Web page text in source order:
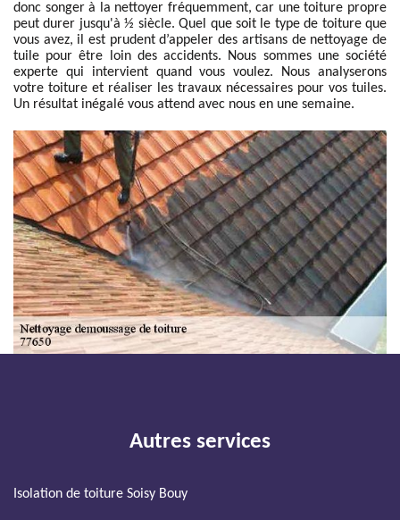
donc songer à la nettoyer fréquemment, car une toiture propre
peut durer jusqu'à ½ siècle. Quel que soit le type de toiture que
vous avez, il est prudent d’appeler des artisans de nettoyage de
tuile pour être loin des accidents. Nous sommes une société
experte qui intervient quand vous voulez. Nous analyserons
votre toiture et réaliser les travaux nécessaires pour vos tuiles.
Un résultat inégalé vous attend avec nous en une semaine.
Autres services
Isolation de toiture Soisy Bouy